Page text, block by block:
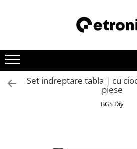
Set indreptare tabla | cu
piese
BGS Diy